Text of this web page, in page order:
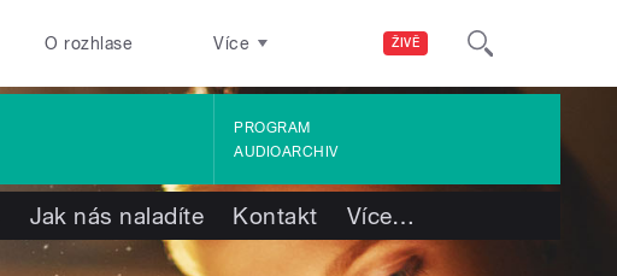
ŽIVĚ
O rozhlase Více
PROGRAM
AUDIOARCHIV
Jak nás naladíte Kontakt Více…